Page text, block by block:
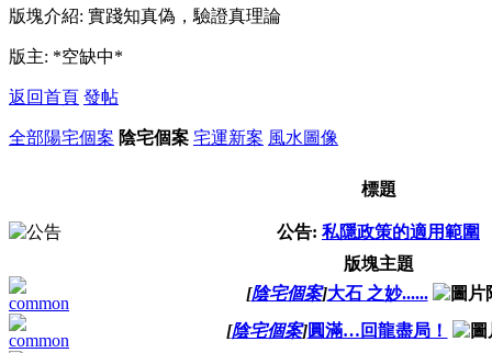
版塊介紹: 實踐知真偽，驗證真理論
版主: *空缺中*
返回首頁 發帖
全部陽宅個案 陰宅個案 宅運新案 風水圖像
標題
公告: 私隱政策的適用範圍
版塊主題
[陰宅個案]大石 之妙......
[陰宅個案]圓滿…回龍盡局！